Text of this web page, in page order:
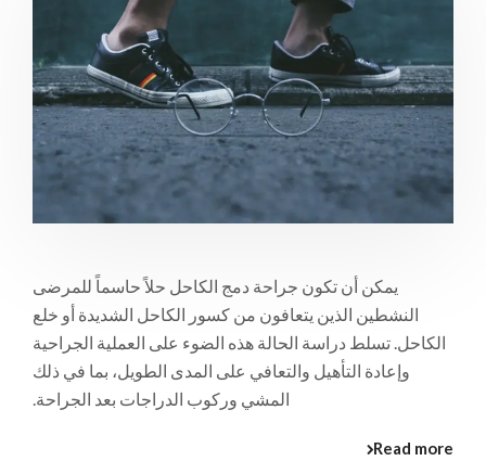
يمكن أن تكون جراحة دمج الكاحل حلاً حاسماً للمرضى
النشطين الذين يتعافون من كسور الكاحل الشديدة أو خلع
الكاحل. تسلط دراسة الحالة هذه الضوء على العملية الجراحية
وإعادة التأهيل والتعافي على المدى الطويل، بما في ذلك
المشي وركوب الدراجات بعد الجراحة.
Read more